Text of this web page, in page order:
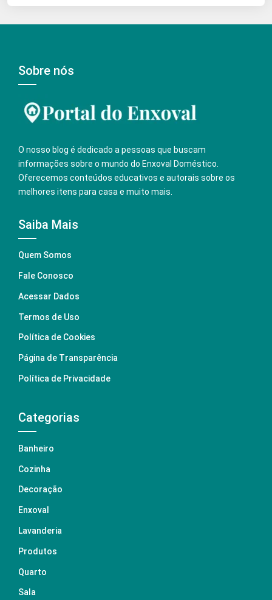
Sobre nós
O nosso blog é dedicado a pessoas que buscam
informações sobre o mundo do Enxoval Doméstico.
Oferecemos conteúdos educativos e autorais sobre os
melhores itens para casa e muito mais.
Saiba Mais
Quem Somos
Fale Conosco
Acessar Dados
Termos de Uso
Política de Cookies
Página de Transparência
Política de Privacidade
Categorias
Banheiro
Cozinha
Decoração
Enxoval
Lavanderia
Produtos
Quarto
Sala